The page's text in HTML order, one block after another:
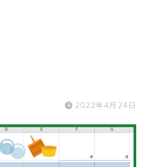
2022年4月24日